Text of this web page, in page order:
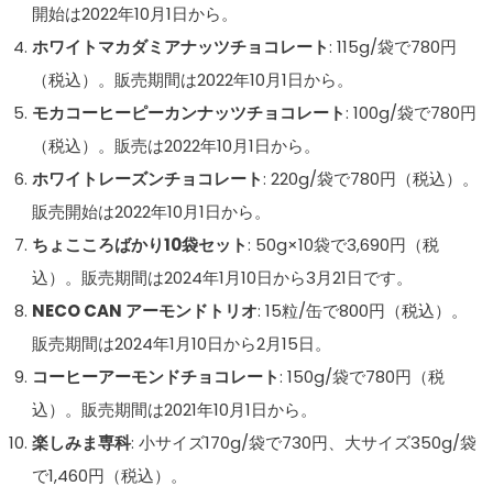
開始は2022年10月1日から。
ホワイトマカダミアナッツチョコレート: 115g/袋で780円
（税込）。販売期間は2022年10月1日から。
モカコーヒーピーカンナッツチョコレート: 100g/袋で780円
（税込）。販売は2022年10月1日から。
ホワイトレーズンチョコレート: 220g/袋で780円（税込）。
販売開始は2022年10月1日から。
ちょこころばかり10袋セット: 50g×10袋で3,690円（税
込）。販売期間は2024年1月10日から3月21日です。
NECO CAN アーモンドトリオ: 15粒/缶で800円（税込）。
販売期間は2024年1月10日から2月15日。
コーヒーアーモンドチョコレート: 150g/袋で780円（税
込）。販売期間は2021年10月1日から。
楽しみま専科: 小サイズ170g/袋で730円、大サイズ350g/袋
で1,460円（税込）。